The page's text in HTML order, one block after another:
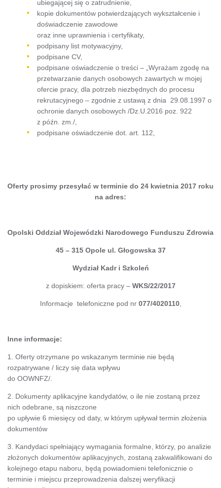
ubiegającej się o zatrudnienie,
kopie dokumentów potwierdzających wykształcenie i
doświadczenie zawodowe
oraz inne uprawnienia i certyfikaty,
podpisany list motywacyjny,
podpisane CV,
podpisane oświadczenie o treści – „Wyrażam zgodę na
przetwarzanie danych osobowych zawartych w mojej
ofercie pracy, dla potrzeb niezbędnych do procesu
rekrutacyjnego – zgodnie z ustawą z dnia 29.08.1997 o
ochronie danych osobowych /Dz.U.2016 poz. 922
z późn. zm./,
podpisane oświadczenie dot. art. 112,
Oferty prosimy przesyłać w terminie do 24 kwietnia 2017 roku
na adres:
Opolski Oddział Wojewódzki Narodowego Funduszu Zdrowia
45 – 315 Opole ul. Głogowska 37
Wydział Kadr i Szkoleń
z dopiskiem: oferta pracy – WKS/22/2017
Informacje telefoniczne pod nr 077/4020110,
Inne informacje:
1. Oferty otrzymane po wskazanym terminie nie będą
rozpatrywane / liczy się data wpływu
do OOWNFZ/.
2. Dokumenty aplikacyjne kandydatów, o ile nie zostaną przez
nich odebrane, są niszczone
po upływie 6 miesięcy od daty, w którym upływał termin złożenia
dokumentów
3. Kandydaci spełniający wymagania formalne, którzy, po analizie
złożonych dokumentów aplikacyjnych, zostaną zakwalifikowani do
kolejnego etapu naboru, będą powiadomieni telefonicznie o
terminie i miejscu przeprowadzenia dalszej weryfikacji